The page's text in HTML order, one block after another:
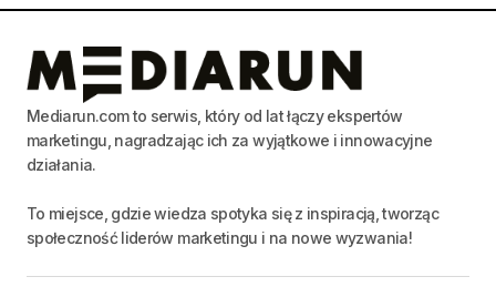
Mediarun.com to serwis, który od lat łączy ekspertów
marketingu, nagradzając ich za wyjątkowe i innowacyjne
działania.
To miejsce, gdzie wiedza spotyka się z inspiracją, tworząc
społeczność liderów marketingu i na nowe wyzwania!